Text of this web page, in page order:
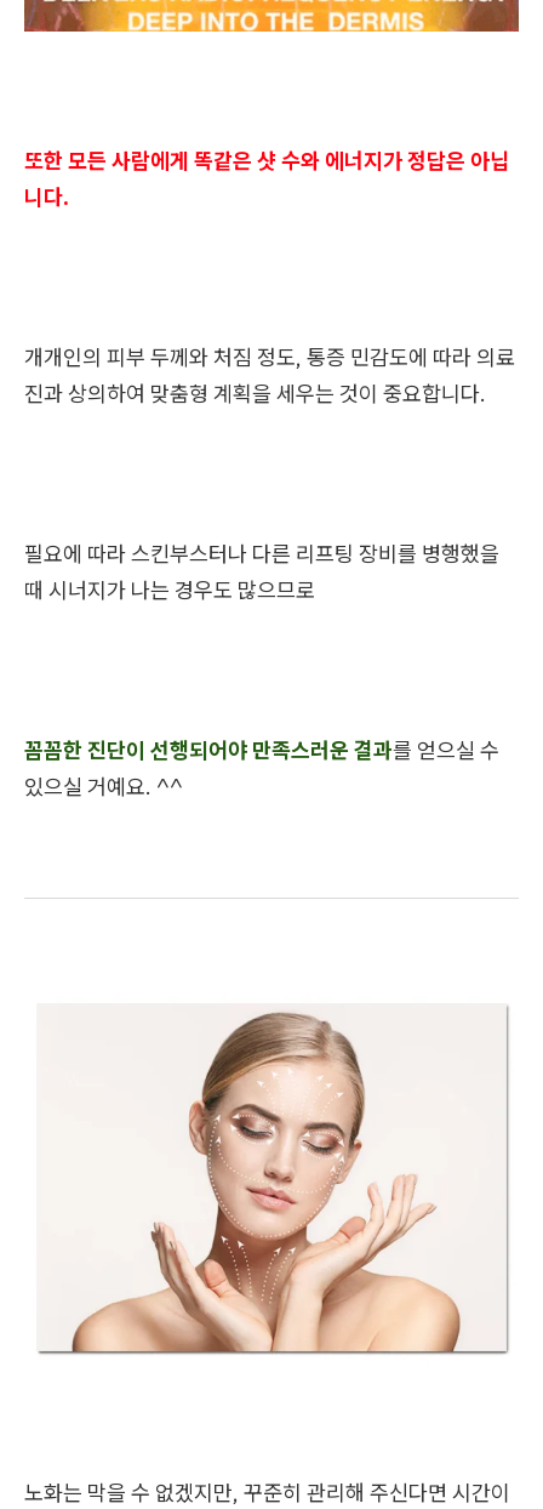
또한 모든 사람에게 똑같은 샷 수와 에너지가 정답은 아닙
니다.
개개인의 피부 두께와 처짐 정도, 통증 민감도에 따라 의료
진과 상의하여 맞춤형 계획을 세우는 것이 중요합니다.
필요에 따라 스킨부스터나 다른 리프팅 장비를 병행했을
때 시너지가 나는 경우도 많으므로
꼼꼼한 진단이 선행되어야 만족스러운 결과를 얻으실 수
있으실 거예요. ^^
노화는 막을 수 없겠지만, 꾸준히 관리해 주신다면 시간이